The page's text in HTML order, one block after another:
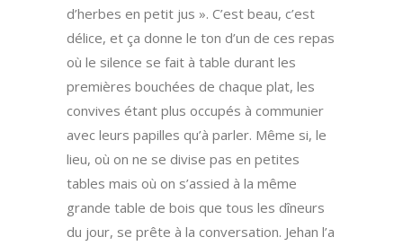
d’herbes en petit jus ». C’est beau, c’est
délice, et ça donne le ton d’un de ces repas
où le silence se fait à table durant les
premières bouchées de chaque plat, les
convives étant plus occupés à communier
avec leurs papilles qu’à parler. Même si, le
lieu, où on ne se divise pas en petites
tables mais où on s’assied à la même
grande table de bois que tous les dîneurs
du jour, se prête à la conversation. Jehan l’a